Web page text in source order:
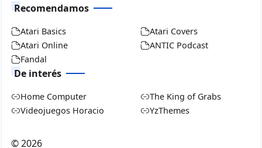
Recomendamos
Atari Basics
Atari Covers
Atari Online
ANTIC Podcast
Fandal
De interés
Home Computer
The King of Grabs
Videojuegos Horacio
YzThemes
©2026